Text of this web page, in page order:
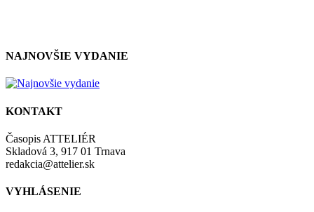
NAJNOVŠIE VYDANIE
KONTAKT
Časopis ATTELIÉR
Skladová 3, 917 01 Trnava
redakcia@attelier.sk
VYHLÁSENIE